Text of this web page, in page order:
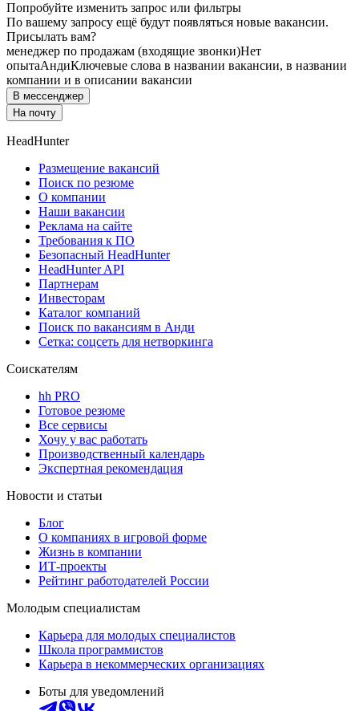
Попробуйте изменить запрос или фильтры
По вашему запросу ещё будут появляться новые вакансии.
Присылать вам?
менеджер по продажам (входящие звонки)Нет
опытаАндиКлючевые слова в названии вакансии, в названии
компании и в описании вакансии
В мессенджер
На почту
HeadHunter
Размещение вакансий
Поиск по резюме
О компании
Наши вакансии
Реклама на сайте
Требования к ПО
Безопасный HeadHunter
HeadHunter API
Партнерам
Инвесторам
Каталог компаний
Поиск по вакансиям в Анди
Сетка: соцсеть для нетворкинга
Соискателям
hh PRO
Готовое резюме
Все сервисы
Хочу у вас работать
Производственный календарь
Экспертная рекомендация
Новости и статьи
Блог
О компаниях в игровой форме
Жизнь в компании
ИТ-проекты
Рейтинг работодателей России
Молодым специалистам
Карьера для молодых специалистов
Школа программистов
Карьера в некоммерческих организациях
Боты для уведомлений